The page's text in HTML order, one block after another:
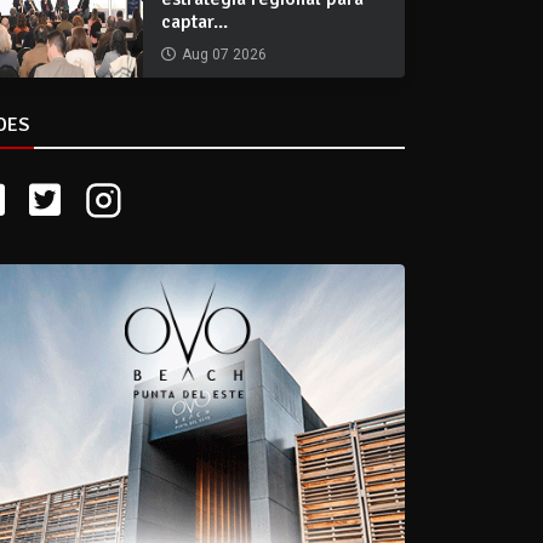
captar...
Aug 07 2026